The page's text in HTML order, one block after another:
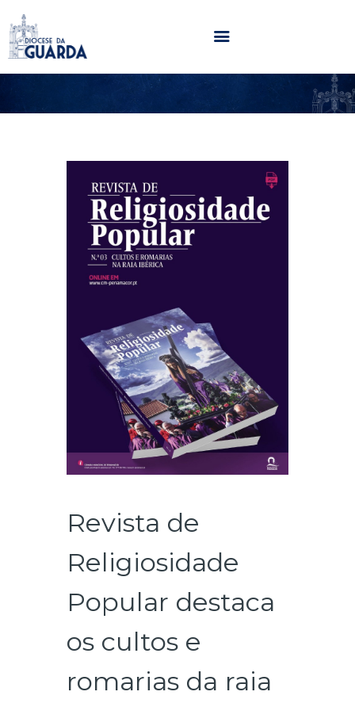
HOME
PARÓQUIAS
NOTÍCIAS
AGENDA
MULTIMÉDIA
SENTIR COM A IGREJA
Revista de
Religiosidade
Popular destaca
os cultos e
romarias da raia